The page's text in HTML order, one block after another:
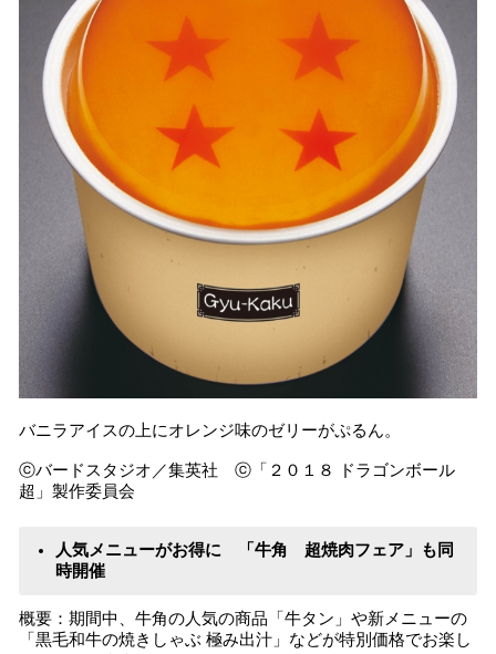
バニラアイスの上にオレンジ味のゼリーがぷるん。
ⓒバードスタジオ／集英社 ⓒ「２０１８ ドラゴンボール
超」製作委員会
人気メニューがお得に 「牛角 超焼肉フェア」も同
時開催
概要：期間中、牛角の人気の商品「牛タン」や新メニューの
「黒毛和牛の焼きしゃぶ 極み出汁」などが特別価格でお楽し